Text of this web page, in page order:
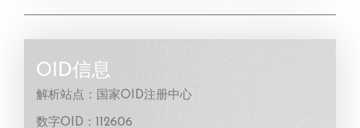
OID信息
解析站点：国家OID注册中心
数字OID：112606